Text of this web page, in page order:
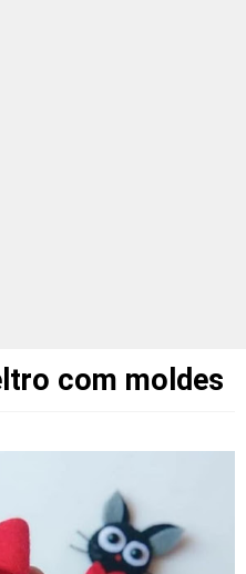
com moldes